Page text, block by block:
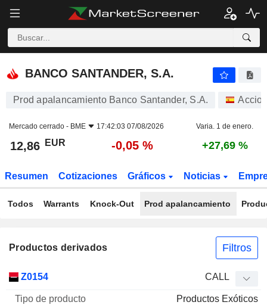
BANCO SANTANDER, S.A.
BANCO SANTANDER, S.A.
Prod apalancamiento Banco Santander, S.A.
Mercado cerrado - BME 17:42:03 07/08/2026 Varia. 1 de enero.
12,86 EUR -0,05 % +27,69 %
Resumen Cotizaciones Gráficos Noticias
Todos Warrants Knock-Out Prod apalancamiento
Productos derivados Filtros
Z0154 CALL
Productos Exóticos